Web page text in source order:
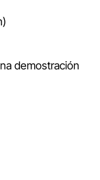
demostración